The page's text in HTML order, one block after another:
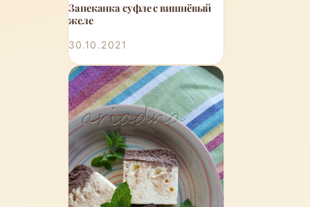
Запеканка суфле с вишнёвый
желе
30.10.2021